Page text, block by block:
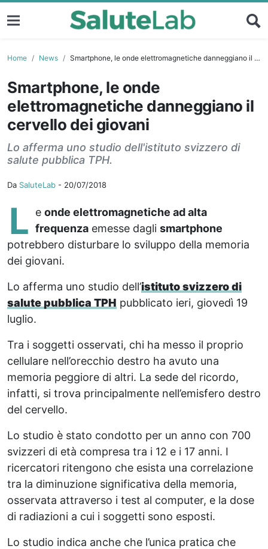
Home News Smartphone, le onde elettromagnetiche danneggiano il cervello dei giovani
Smartphone, le onde
elettromagnetiche danneggiano il
cervello dei giovani
Lo afferma uno studio dell'istituto svizzero di
salute pubblica TPH.
Da SaluteLab - 20/07/2018
L e onde elettromagnetiche ad alta
frequenza emesse dagli smartphone
potrebbero disturbare lo sviluppo della memoria
dei giovani.
Lo afferma uno studio dell’istituto svizzero di
salute pubblica TPH pubblicato ieri, giovedì 19
luglio.
Tra i soggetti osservati, chi ha messo il proprio
cellulare nell’orecchio destro ha avuto una
memoria peggiore di altri. La sede del ricordo,
infatti, si trova principalmente nell’emisfero destro
del cervello.
Lo studio è stato condotto per un anno con 700
svizzeri di età compresa tra i 12 e i 17 anni. I
ricercatori ritengono che esista una correlazione
tra la diminuzione significativa della memoria,
osservata attraverso i test al computer, e la dose
di radiazioni a cui i soggetti sono esposti.
Lo studio indica anche che l’unica pratica che